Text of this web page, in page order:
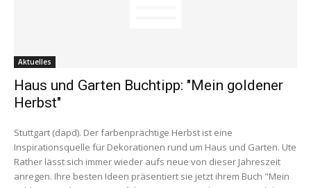
Aktuelles
Haus und Garten Buchtipp: "Mein goldener
Herbst"
Stuttgart (dapd). Der farbenprächtige Herbst ist eine
Inspirationsquelle für Dekorationen rund um Haus und Garten. Ute
Rather lässt sich immer wieder aufs neue von dieser Jahreszeit
anregen. Ihre besten Ideen präsentiert sie jetzt ihrem Buch "Mein